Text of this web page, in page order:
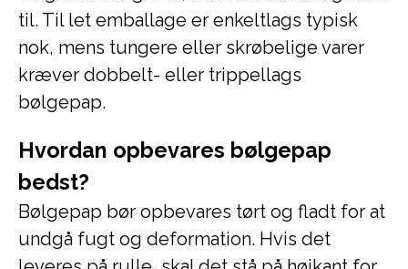
til. Til let emballage er enkeltlags typisk
nok, mens tungere eller skrøbelige varer
kræver dobbelt- eller trippellags
bølgepap.
Hvordan opbevares bølgepap
bedst?
Bølgepap bør opbevares tørt og fladt for at
undgå fugt og deformation. Hvis det